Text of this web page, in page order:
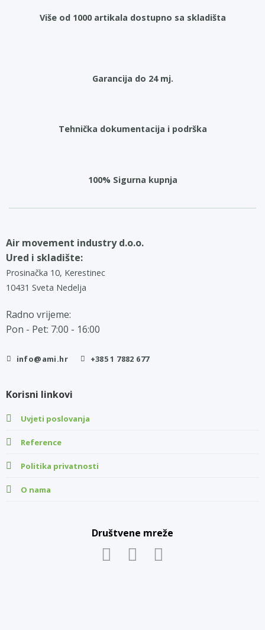
Više od 1000 artikala dostupno sa skladišta
Garancija do 24 mj.
Tehnička dokumentacija i podrška
100% Sigurna kupnja
Air movement industry d.o.o.
Ured i skladište:
Prosinačka 10, Kerestinec
10431 Sveta Nedelja
Radno vrijeme:
Pon - Pet: 7:00 - 16:00
info@ami.hr +385 1 7882 677
Korisni linkovi
Uvjeti poslovanja
Reference
Politika privatnosti
O nama
Društvene mreže